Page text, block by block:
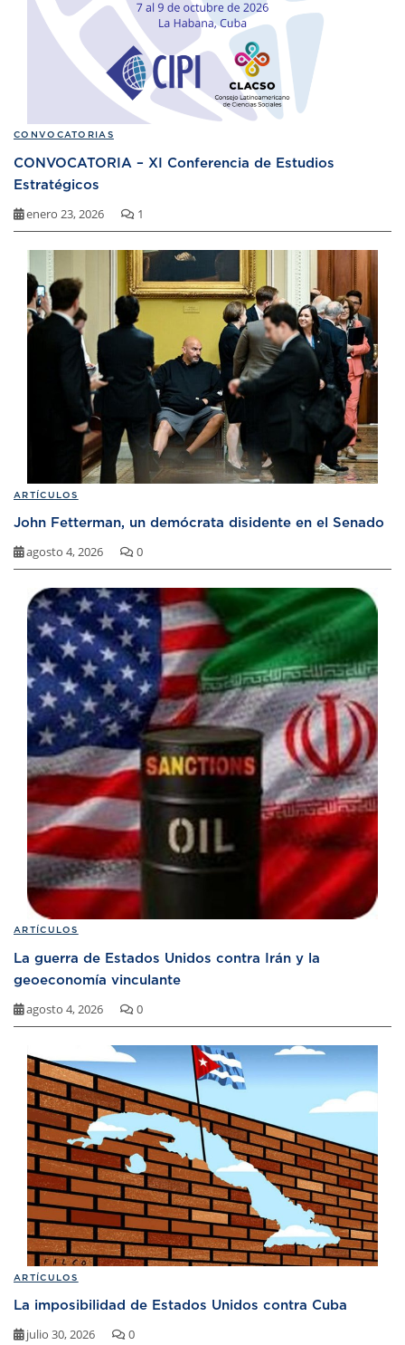
CONVOCATORIAS
CONVOCATORIA – XI Conferencia de Estudios
Estratégicos
enero 23, 2026 1
ARTÍCULOS
John Fetterman, un demócrata disidente en el Senado
agosto 4, 2026 0
ARTÍCULOS
La guerra de Estados Unidos contra Irán y la
geoeconomía vinculante
agosto 4, 2026 0
ARTÍCULOS
La imposibilidad de Estados Unidos contra Cuba
julio 30, 2026 0